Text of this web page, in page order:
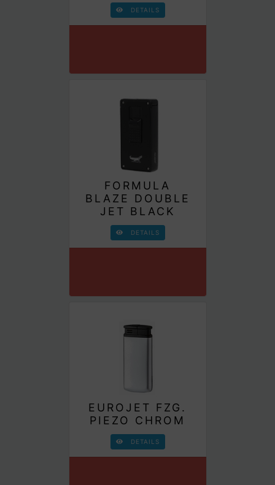
DETAILS
FORMULA
BLAZE DOUBLE
JET BLACK
DETAILS
EUROJET FZG.
PIEZO CHROM
DETAILS